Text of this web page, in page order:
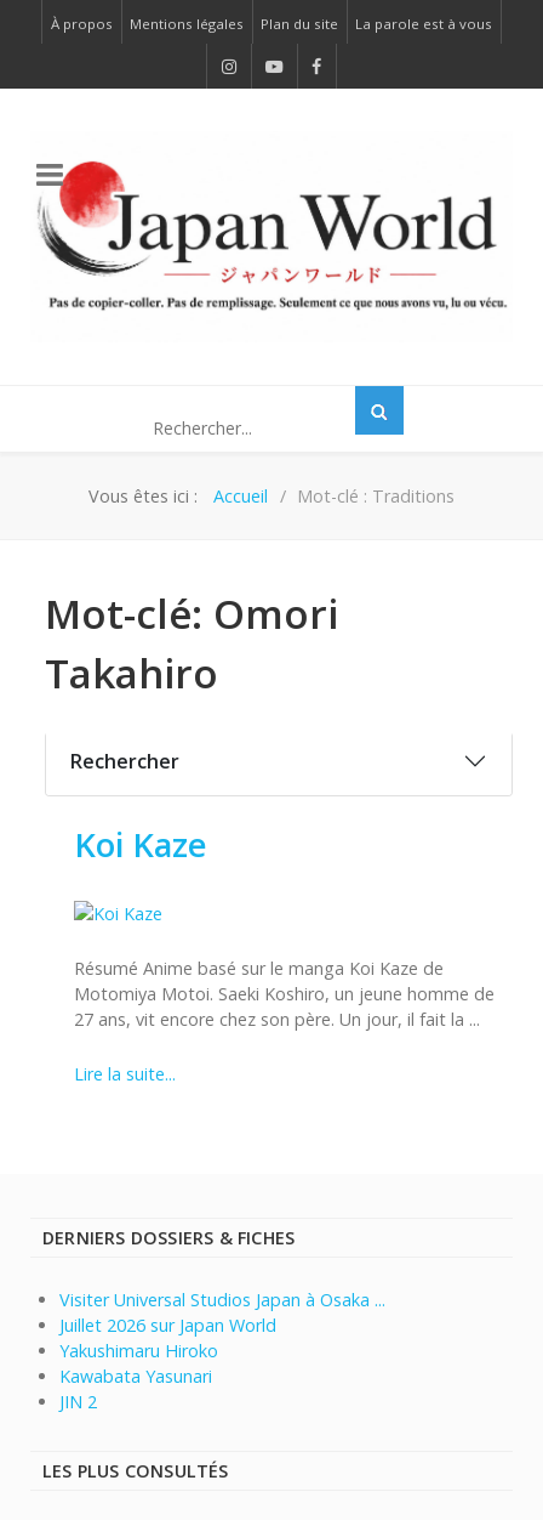
À propos Mentions légales Plan du site La parole est à vous
Vous êtes ici : Accueil Mot-clé : Traditions
Mot-clé: Omori
Takahiro
Rechercher
Koi Kaze
Résumé Anime basé sur le manga Koi Kaze de
Motomiya Motoi. Saeki Koshiro, un jeune homme de
27 ans, vit encore chez son père. Un jour, il fait la ...
Lire la suite...
DERNIERS DOSSIERS & FICHES
Visiter Universal Studios Japan à Osaka ...
Juillet 2026 sur Japan World
Yakushimaru Hiroko
Kawabata Yasunari
JIN 2
LES PLUS CONSULTÉS